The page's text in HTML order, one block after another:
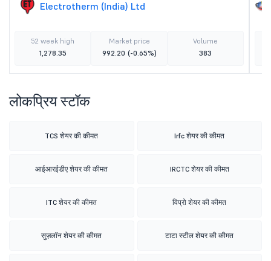
Electrotherm (India) Ltd
52 week high
1,278.35
Market price
992.20 (-0.65%)
Volume
383
लोकप्रिय स्टॉक
TCS शेयर की कीमत Irfc शेयर की कीमत
आईआरईडीए शेयर की कीमत IRCTC शेयर की कीमत
ITC शेयर की कीमत विप्रो शेयर की कीमत
सुज़लॉन शेयर की कीमत टाटा स्टील शेयर की कीमत